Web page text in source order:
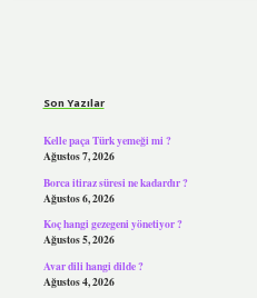
Son Yazılar
Kelle paça Türk yemeği mi ?
Ağustos 7, 2026
Borca itiraz süresi ne kadardır ?
Ağustos 6, 2026
Koç hangi gezegeni yönetiyor ?
Ağustos 5, 2026
Avar dili hangi dilde ?
Ağustos 4, 2026